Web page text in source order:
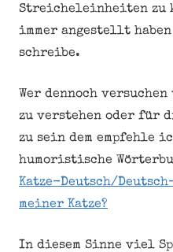
Streicheleinheiten zu
immer angestellt
schreibe.
Wer dennoch
zu verstehen oder für
zu sein dem empfehle
humoristische
Katze-Deutsch/
meiner Katze?
In diesem Sinne viel